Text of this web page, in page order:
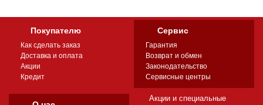
Покупателю
Как сделать заказ
Доставка и оплата
Акции
Кредит
Сервис
Гарантия
Возврат и обмен
Законодательство
Сервисные центры
Акции и специальные